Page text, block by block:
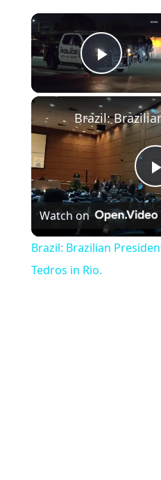
Play
Watch on
Brazil: Brazilian
Tedros in Rio.